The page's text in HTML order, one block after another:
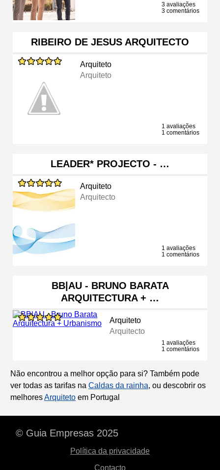
3 avaliações
3 comentários
RIBEIRO DE JESUS ARQUITECTO
Arquiteto
Arquiteto
1 avaliações
1 comentários
LEADER* PROJECTO - …
Arquiteto
Arquitecto
1 avaliações
1 comentários
BB|AU - BRUNO BARATA
ARQUITECTURA + …
Arquiteto
Arquitecto
1 avaliações
1 comentários
Não encontrou a melhor opção para si? Também pode
ver todas as tarifas na Caldas da rainha, ou descobrir os
melhoresArquiteto em Portugal
© Guia Empresas 2025
Política da privacidade
Contacto